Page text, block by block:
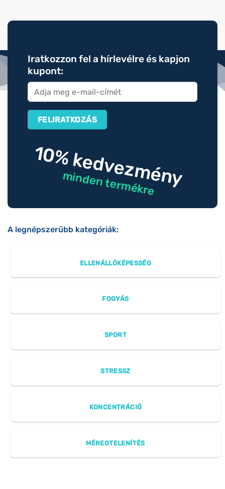
Iratkozzon fel a hírlevélre és kapjon
kupont:
10% kedvezmény
minden termékre
A legnépszerűbb kategóriák:
ELLENÁLLÓKÉPESSÉG
FOGYÁS
SPORT
STRESSZ
KONCENTRÁCIÓ
MÉREGTELENÍTÉS